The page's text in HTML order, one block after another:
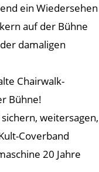
ein Wiedersehen
auf der Bühne
damaligen
Chairwalk-
Bühne!
weitersagen,
Coverband
20 Jahre